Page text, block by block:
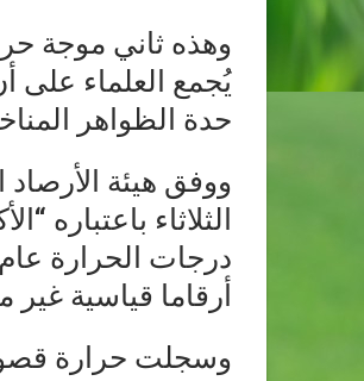
وهذه ثاني موجة
يُجمع العلماء على
حدة الظواهر
الثلاثاء
أرقاما قياسية